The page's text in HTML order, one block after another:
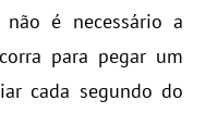
é necessário a
para pegar um
cada segundo do